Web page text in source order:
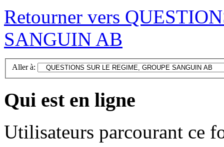
Retourner vers
SANGUIN AB
Aller à:
Qui est en ligne
Utilisateurs parcourant ce